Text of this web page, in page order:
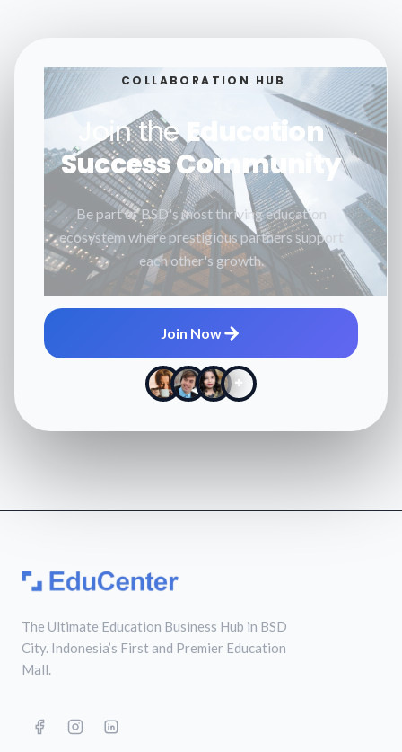
COLLABORATION HUB
Join theEducation
Success Community
Be part of BSD's most thriving education
ecosystem where prestigious partners support
each other's growth.
Join Now
+
The Ultimate Education Business Hub in BSD
City. Indonesia’s First and Premier Education
Mall.